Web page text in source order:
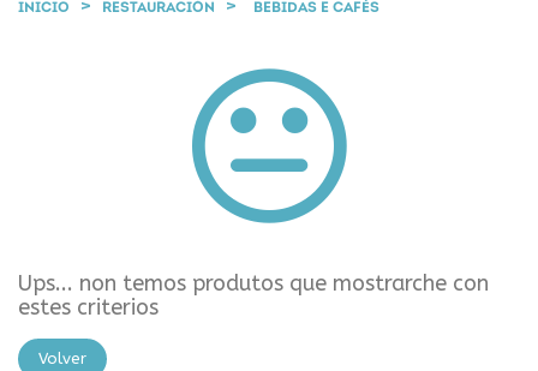
INICIO RESTAURACIÓN BEBIDAS E CAFÉS
Ups... non temos produtos que mostrarche con
estes criterios
Volver